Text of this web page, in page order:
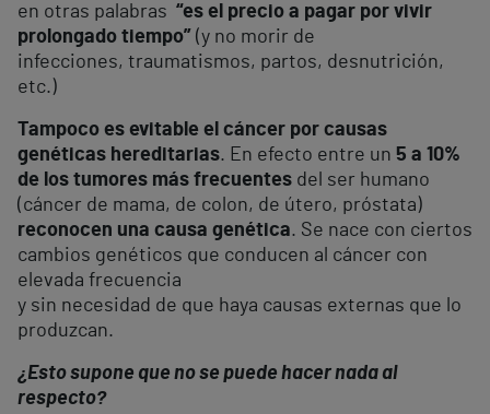
en otras palabras “es el precio a pagar por vivir
prolongado tiempo” (y no morir de
infecciones, traumatismos, partos, desnutrición,
etc.)
Tampoco es evitable el cáncer por causas
genéticas hereditarias. En efecto entre un 5 a 10%
de los tumores más frecuentes del ser humano
(cáncer de mama, de colon, de útero, próstata)
reconocen una causa genética. Se nace con ciertos
cambios genéticos que conducen al cáncer con
elevada frecuencia
y sin necesidad de que haya causas externas que lo
produzcan.
¿Esto supone que no se puede hacer nada al
respecto?